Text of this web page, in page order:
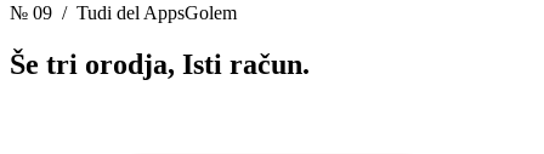
№ 09 / Tudi del AppsGolem
Še tri orodja, Isti račun.